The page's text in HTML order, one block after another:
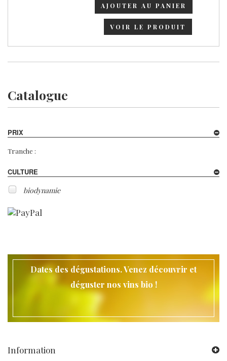
AJOUTER AU PANIER
VOIR LE PRODUIT
Catalogue
PRIX
Tranche :
CULTURE
biodynamie
Dates des dégustations. Venez découvrir et
déguster nos vins bio !
Information